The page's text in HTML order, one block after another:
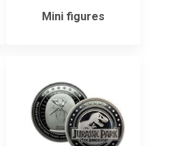
Mini figures